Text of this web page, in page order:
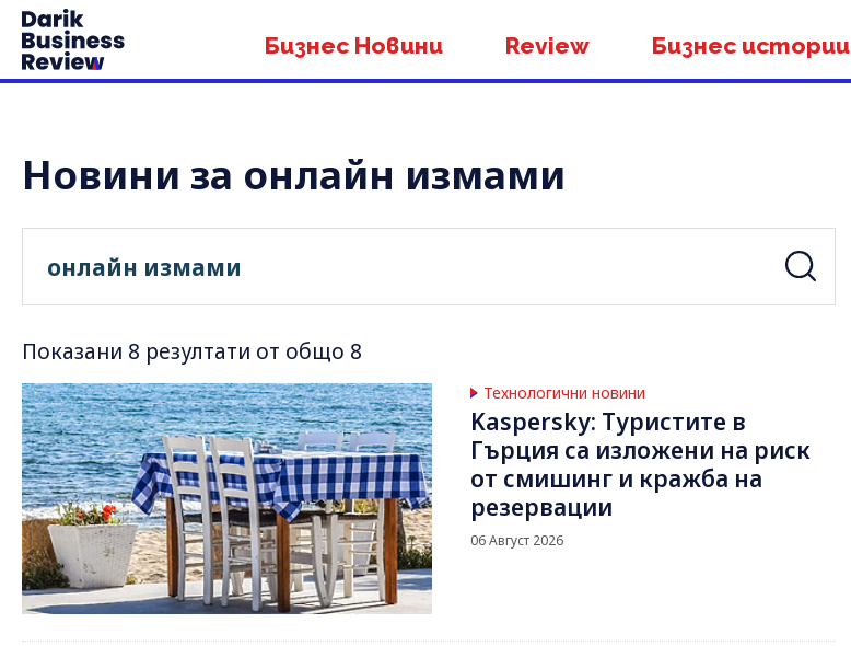
Бизнес Новини Review Бизнес истории
Новини за онлайн измами
Показани 8 резултати от общо 8
Технологични новини
Kaspersky: Туристите в
Гърция са изложени на риск
от смишинг и кражба на
резервации
06 Август 2026